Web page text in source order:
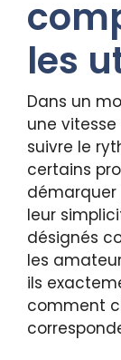
les
Dans un
une
suivre le
certains
démarquer
leur
désignés
les
ils
comment